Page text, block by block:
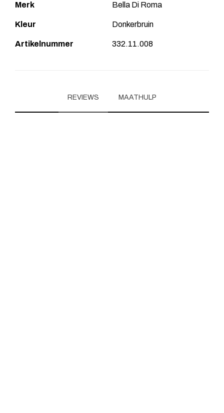
Merk Bella Di Roma
Kleur Donkerbruin
Artikelnummer 332.11.008
REVIEWS MAATHULP